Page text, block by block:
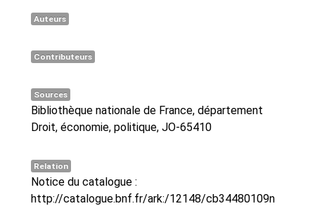
Auteurs
Contributeurs
Sources
Bibliothèque nationale de France, département
Droit, économie, politique, JO-65410
Relation
Notice du catalogue :
http://catalogue.bnf.fr/ark:/12148/cb34480109n